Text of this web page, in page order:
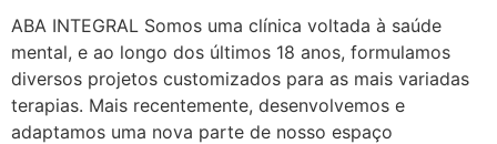
ABA INTEGRAL Somos uma clínica voltada à saúde
mental, e ao longo dos últimos 18 anos, formulamos
diversos projetos customizados para as mais variadas
terapias. Mais recentemente, desenvolvemos e
adaptamos uma nova parte de nosso espaço